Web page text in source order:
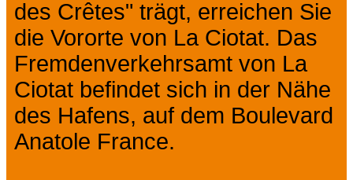
des Crêtes" trägt, erreichen Sie
die Vororte von La Ciotat. Das
Fremdenverkehrsamt von La
Ciotat befindet sich in der Nähe
des Hafens, auf dem Boulevard
Anatole France.